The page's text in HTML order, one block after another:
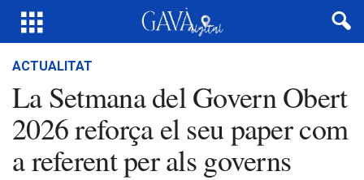
ACTUALITAT
La Setmana del Govern Obert
2026 reforça el seu paper com
a referent per als governs